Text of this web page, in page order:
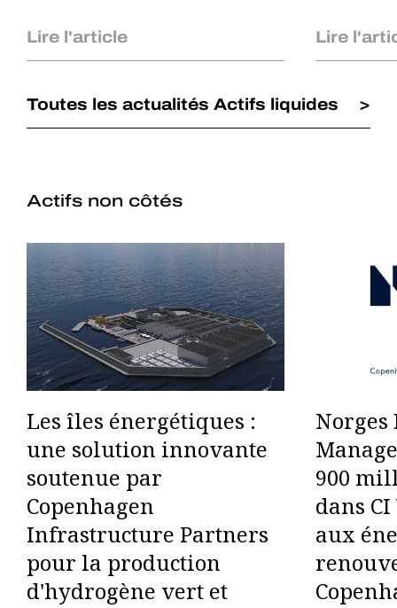
Lire l'article Lire
Toutes les actualités Actifs liquides
Actifs non côtés
Les îles énergétiques :
une solution innovante
soutenue par
Copenhagen
Infrastructure Partners
pour la production
d'hydrogène vert et
900
dans
aux